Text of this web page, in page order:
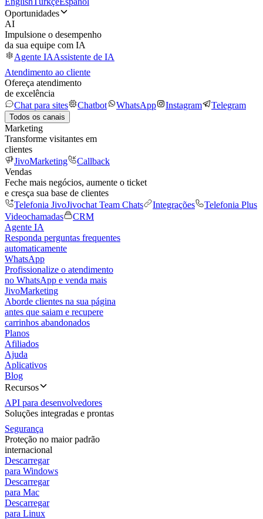
Oportunidades
AI
Impulsione o desempenho
da sua equipe com IA
Agente IAAssistente de IA
Atendimento ao cliente
Ofereça atendimento
de excelência
Chat para sites
Chatbot WhatsApp Instagram Telegram
Todos os canais
Marketing
Transforme visitantes em
clientes
JivoMarketing
Callback
Vendas
Feche mais negócios, aumente o ticket
e cresça sua base de clientes
Telefonia JivoJivochat Team Chats Integrações
Telefonia Plus
Videochamadas
CRM
Agente IA
Responda perguntas frequentes
automaticamente
WhatsApp
Profissionalize o atendimento
no WhatsApp e venda mais
JivoMarketing
Aborde clientes na sua página
antes que saiam e recupere
carrinhos abandonados
Planos
Afiliados
Ajuda
Aplicativos
Blog
Recursos
API para desenvolvedores
Soluções integradas e prontas
Segurança
Proteção no maior padrão
internacional
Descarregar
para Windows
Descarregar
para Mac
Descarregar
para Linux